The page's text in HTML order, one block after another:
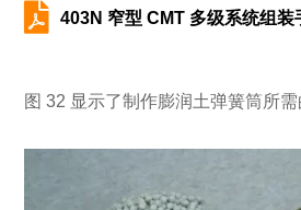
 403N 窄型 CMT 多级系统组装
图 32 显示了制作膨润土弹簧筒所需